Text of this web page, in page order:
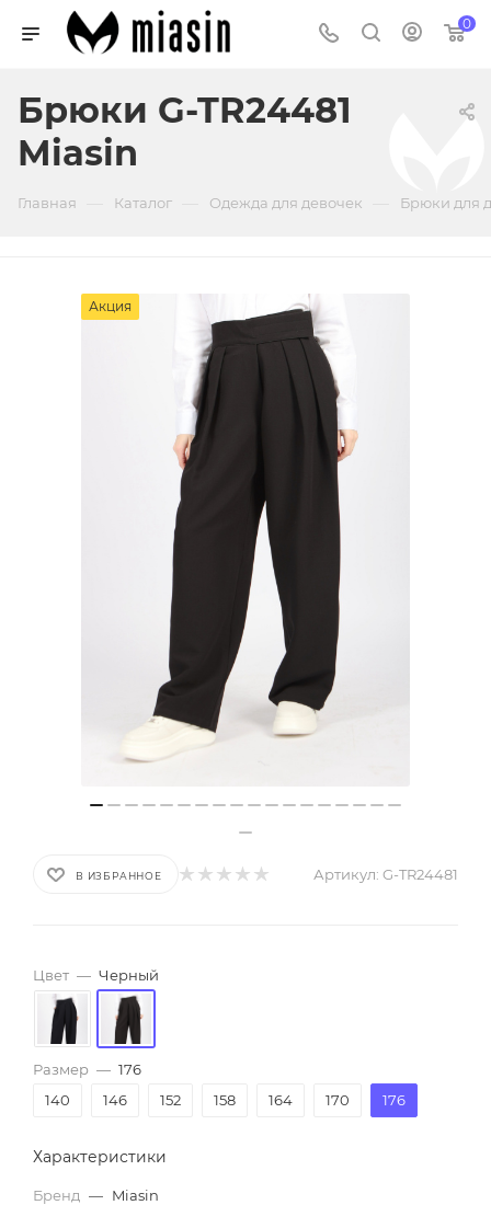
0
Брюки G-TR24481
Miasin
Главная Каталог Одежда для девочек Брюки для
Акция
В ИЗБРАННОЕ Артикул: G-TR24481
Цвет — Черный
Размер — 176
140
146 152 158 164 170 176
Характеристики
Бренд — Miasin